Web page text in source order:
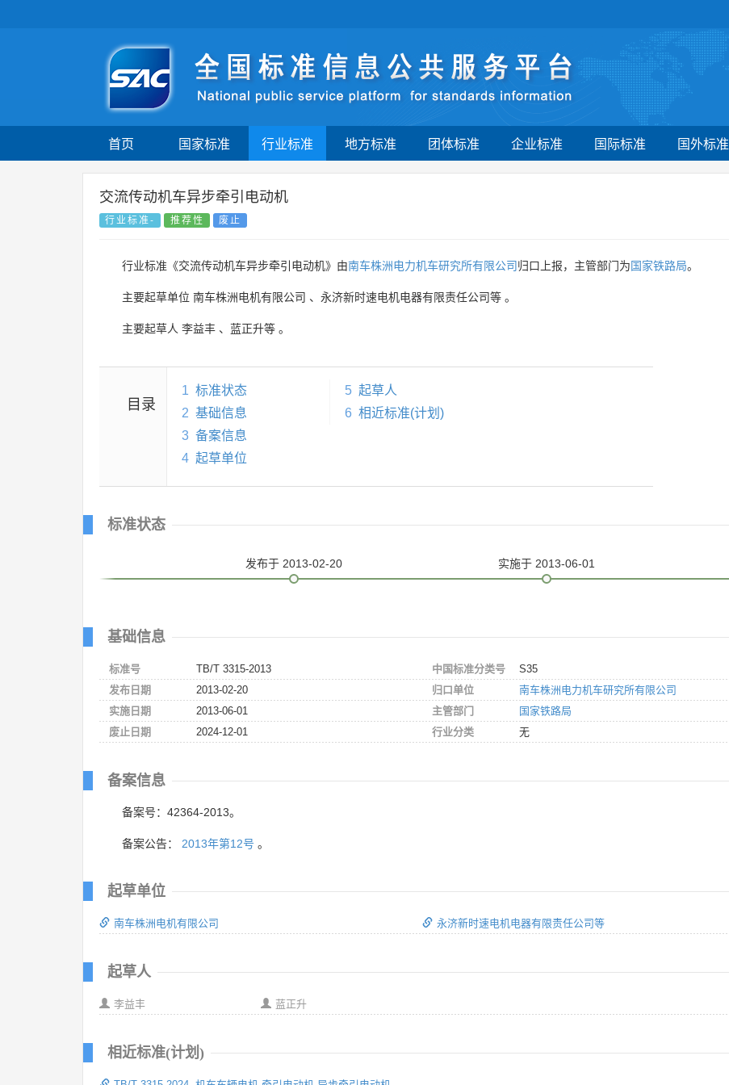
首页 国家标准 行业标准 地方标准 团体标准 企业标准 国际标准 国外标准
交流传动机车异步牵引电动机
行业标准- 推荐性 废止
行业标准《交流传动机车异步牵引电动机》由南车株洲电力机车研究所有限公司归口上报，主管部门为国家铁路局。
主要起草单位 南车株洲电机有限公司 、 永济新时速电机电器有限责任公司等 。
主要起草人 李益丰 、 蓝正升等 。
目录
1 标准状态
2 基础信息
3 备案信息
4 起草单位
5 起草人
6 相近标准(计划)
标准状态
发布于 2013-02-20 实施于 2013-06-01
基础信息
标准号
TB/T 3315-2013
发布日期
2013-02-20
实施日期
2013-06-01
废止日期
2024-12-01
中国标准分类号
S35
归口单位
南车株洲电力机车研究所有限公司
主管部门
国家铁路局
行业分类
无
备案信息
备案号：42364-2013。
备案公告： 2013年第12号 。
起草单位
南车株洲电机有限公司 永济新时速电机电器有限责任公司等
起草人
李益丰 蓝正升
相近标准(计划)